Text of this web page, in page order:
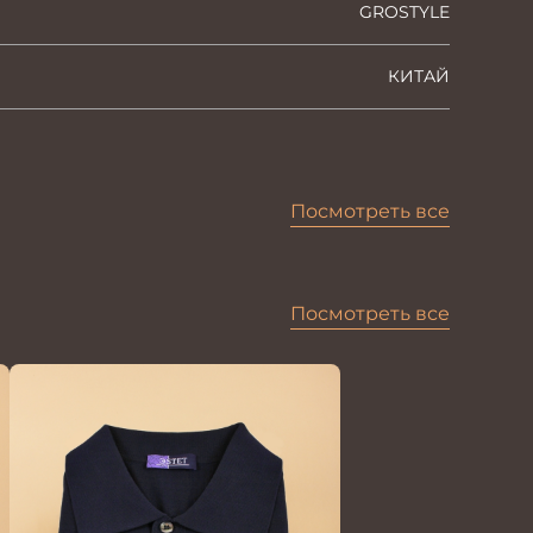
GROSTYLE
КИТАЙ
Посмотреть все
Посмотреть все